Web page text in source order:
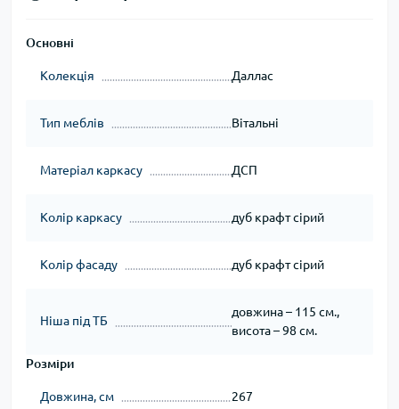
Основні
Колекція Даллас
Тип меблів Вітальні
Матеріал каркасу ДСП
Колір каркасу дуб крафт сірий
Колір фасаду дуб крафт сірий
Ніша під ТБ
довжина – 115 см.,
висота – 98 см.
Розміри
Довжина, см 267